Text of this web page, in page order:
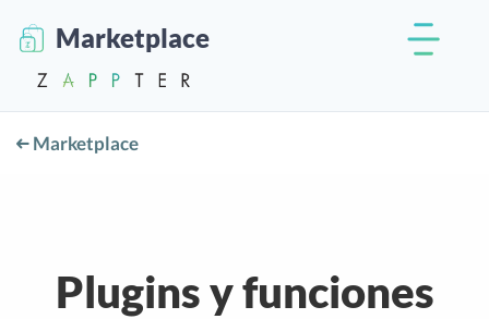
Marketplace
Marketplace
Plugins y funciones